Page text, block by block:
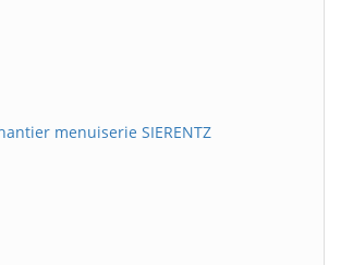
menuiserie SIERENTZ